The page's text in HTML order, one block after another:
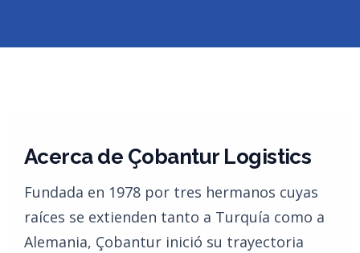
Acerca de Çobantur Logistics
Fundada en 1978 por tres hermanos cuyas
raíces se extienden tanto a Turquía como a
Alemania, Çobantur inició su trayectoria